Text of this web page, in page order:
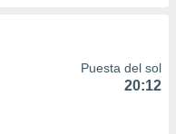
Puesta del sol
20:12